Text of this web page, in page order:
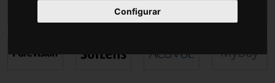
Configurar